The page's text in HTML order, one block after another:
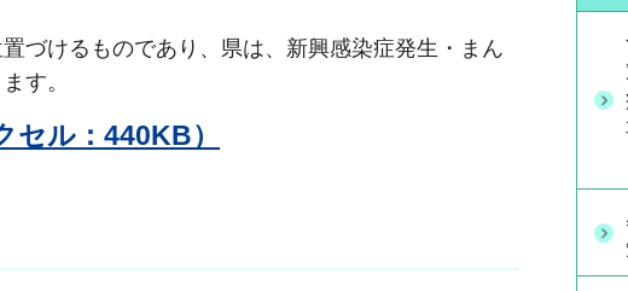
づけるものであり、県は、新興感染症発生・まん
す。
セル：440KB）